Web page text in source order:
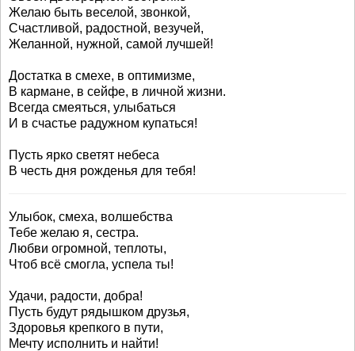
Желаю быть веселой, звонкой,
Счастливой, радостной, везучей,
Желанной, нужной, самой лучшей!
Достатка в смехе, в оптимизме,
В кармане, в сейфе, в личной жизни.
Всегда смеяться, улыбаться
И в счастье радужном купаться!
Пусть ярко светят небеса
В честь дня рожденья для тебя!
Улыбок, смеха, волшебства
Тебе желаю я, сестра.
Любви огромной, теплоты,
Чтоб всё смогла, успела ты!
Удачи, радости, добра!
Пусть будут рядышком друзья,
Здоровья крепкого в пути,
Мечту исполнить и найти!